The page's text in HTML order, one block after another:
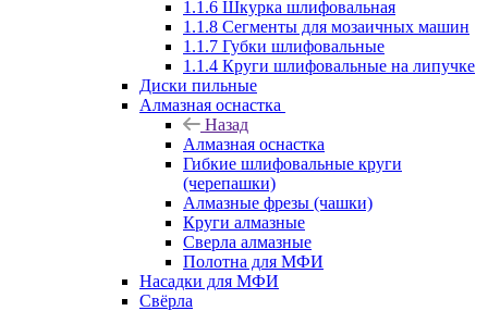
1.1.6 Шкурка шлифовальная
1.1.8 Сегменты для мозаичных машин
1.1.7 Губки шлифовальные
1.1.4 Круги шлифовальные на липучке
Диски пильные
Алмазная оснастка
Назад
Алмазная оснастка
Гибкие шлифовальные круги
(черепашки)
Алмазные фрезы (чашки)
Круги алмазные
Сверла алмазные
Полотна для МФИ
Насадки для МФИ
Свёрла